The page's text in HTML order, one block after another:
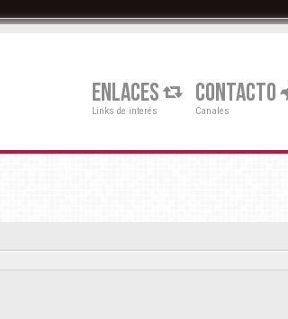
ENLACES
Links de interés
CONTACTO
Canales